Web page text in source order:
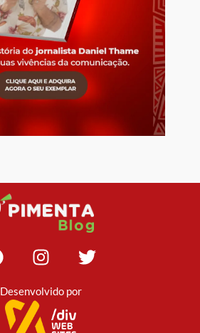
Desenvolvido por